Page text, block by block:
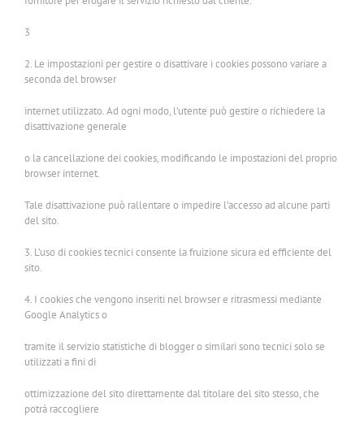
3
2. Le impostazioni per gestire o disattivare i cookies possono variare a
seconda del browser
internet utilizzato. Ad ogni modo, l’utente può gestire o richiedere la
disattivazione generale
o la cancellazione dei cookies, modificando le impostazioni del proprio
browser internet.
Tale disattivazione può rallentare o impedire l’accesso ad alcune parti
del sito.
3. L’uso di cookies tecnici consente la fruizione sicura ed efficiente del
sito.
4. I cookies che vengono inseriti nel browser e ritrasmessi mediante
Google Analytics o
tramite il servizio statistiche di blogger o similari sono tecnici solo se
utilizzati a fini di
ottimizzazione del sito direttamente dal titolare del sito stesso, che
potrà raccogliere